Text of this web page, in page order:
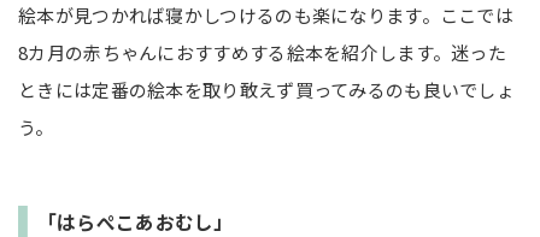
絵本が見つかれば寝かしつけるのも楽になります。ここでは
8カ月の赤ちゃんにおすすめする絵本を紹介します。迷った
ときには定番の絵本を取り敢えず買ってみるのも良いでしょ
う。
「はらぺこあおむし」